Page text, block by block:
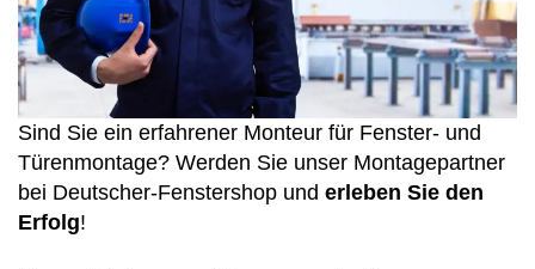
Holzfenster
Holz-Alu Fenster
Alu Balkontüren
Holzbalkontüren
Hebeschiebetüren
Faltschiebetüren
PVC-Haustüren
Aufsatzrollläden
Unterputzraffstoren
Sektionaltor Konfigurieren
MARKEN & VARIANTEN
Drutex Sektionaltore
Abdeckleisten
Produktkataloge
Schnittzeichnungen Suche
Sind Sie ein erfahrener Monteur für Fenster- und
Türenmontage? Werden Sie unser Montagepartner
bei Deutscher-Fenstershop und erleben Sie den
Erfolg!